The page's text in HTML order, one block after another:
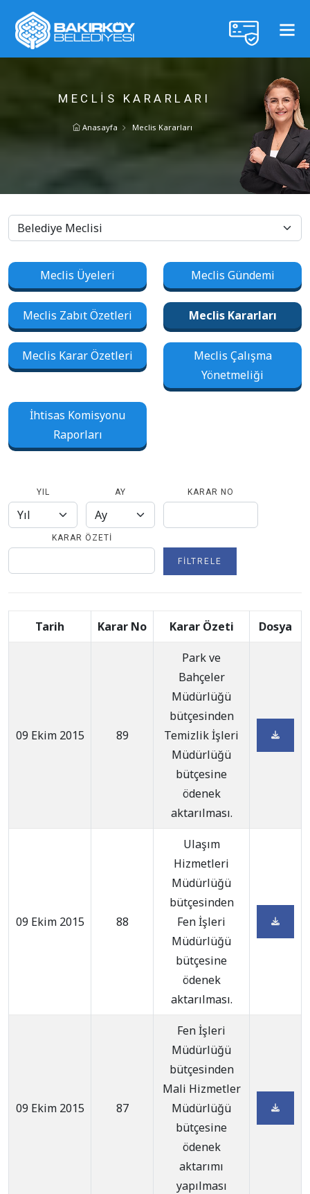
MECLIS KARARLARI
Anasayfa Meclis Kararları
Meclis Üyeleri Meclis Gündemi
Meclis Zabıt Özetleri Meclis Kararları
Meclis Karar Özetleri
Meclis Çalışma
Yönetmeliği
İhtisas Komisyonu
Raporları
YIL AY KARAR NO
KARAR ÖZETI
FILTRELE
Tarih Karar No Karar Özeti Dosya
09 Ekim 2015 89
Park ve
Bahçeler
Müdürlüğü
bütçesinden
Temizlik İşleri
Müdürlüğü
bütçesine
ödenek
aktarılması.
09 Ekim 2015 88
Ulaşım
Hizmetleri
Müdürlüğü
bütçesinden
Fen İşleri
Müdürlüğü
bütçesine
ödenek
aktarılması.
09 Ekim 2015 87
Fen İşleri
Müdürlüğü
bütçesinden
Mali Hizmetler
Müdürlüğü
bütçesine
ödenek
aktarımı
yapılması